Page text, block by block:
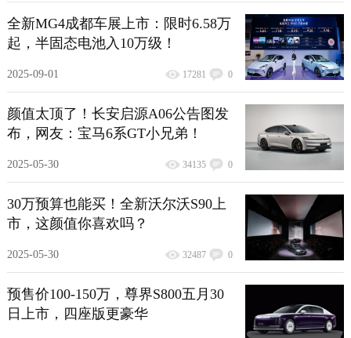
全新MG4成都车展上市：限时6.58万
起，半固态电池入10万级！
2025-09-01 17281 0
颜值太顶了！长安启源A06公告图发
布，网友：宝马6系GT小兄弟！
2025-05-30 34135 0
30万预算也能买！全新沃尔沃S90上
市，这颜值你喜欢吗？
2025-05-30 32487 0
预售价100-150万，尊界S800五月30
日上市，四座版更豪华